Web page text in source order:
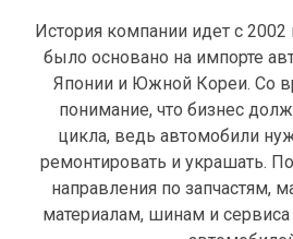
История компании идет с 2002
было основано на импорте
Японии и Южной Кореи. Со
понимание, что бизнес
цикла, ведь автомобили
ремонтировать и украшать.
направления по запчастям,
материалам, шинам и